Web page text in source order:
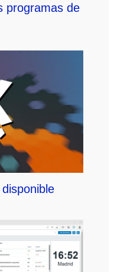
programas de